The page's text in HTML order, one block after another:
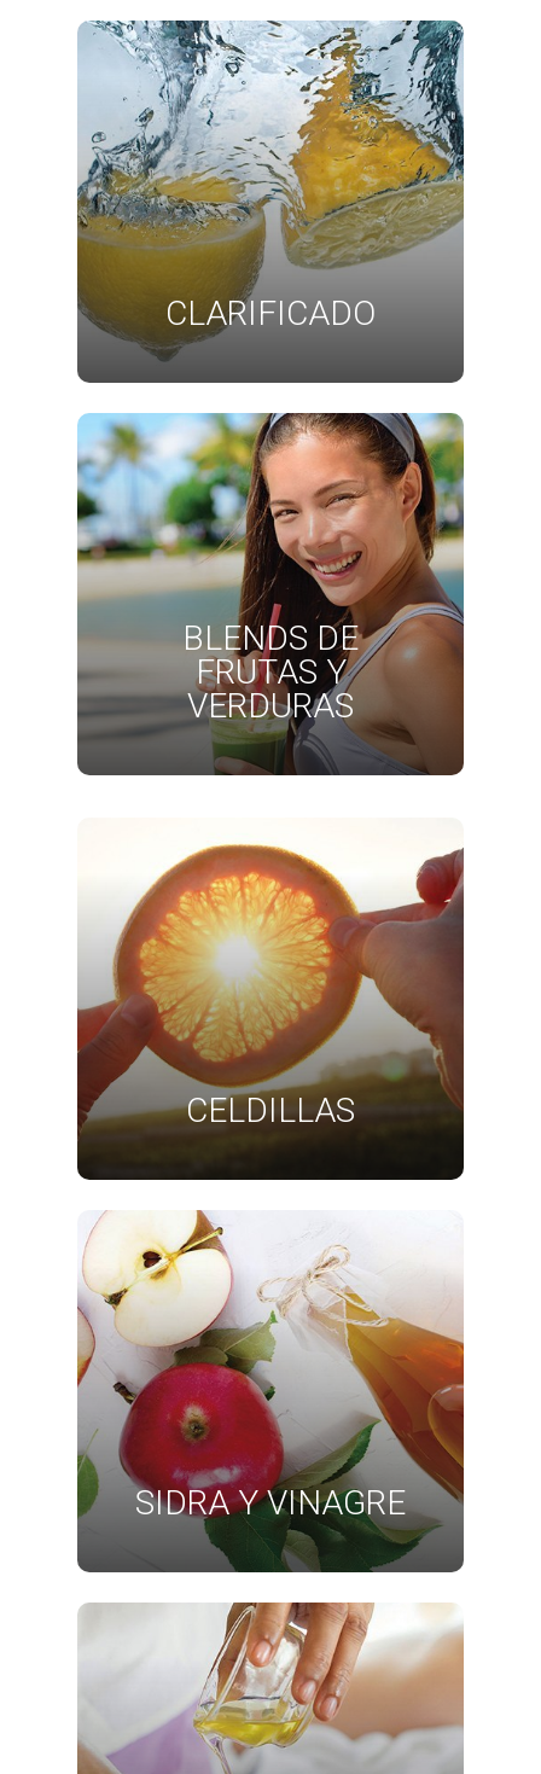
CLARIFICADO
BLENDS DE
FRUTAS Y
VERDURAS
CELDILLAS
SIDRA Y VINAGRE